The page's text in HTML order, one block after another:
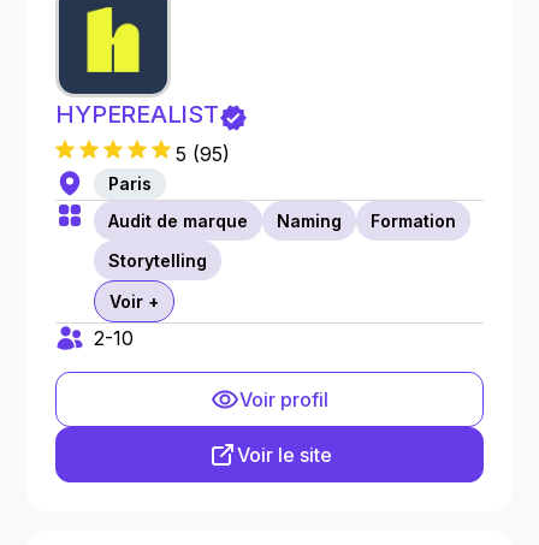
HYPEREALIST
5 (95)
Paris
Audit de marque
Naming
Formation
Storytelling
Voir +
2-10
Voir profil
Voir le site